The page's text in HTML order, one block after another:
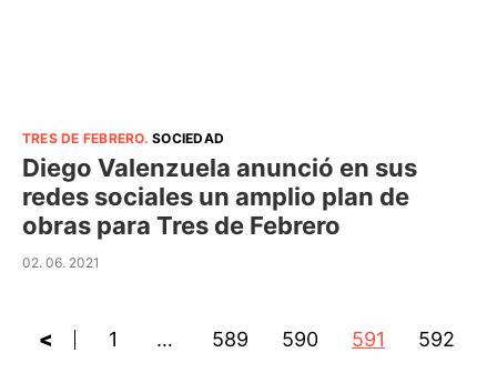
TRES DE FEBRERO.SOCIEDAD
Diego Valenzuela anunció en sus
redes sociales un amplio plan de
obras para Tres de Febrero
02. 06. 2021
< 1 … 589 590 591 592